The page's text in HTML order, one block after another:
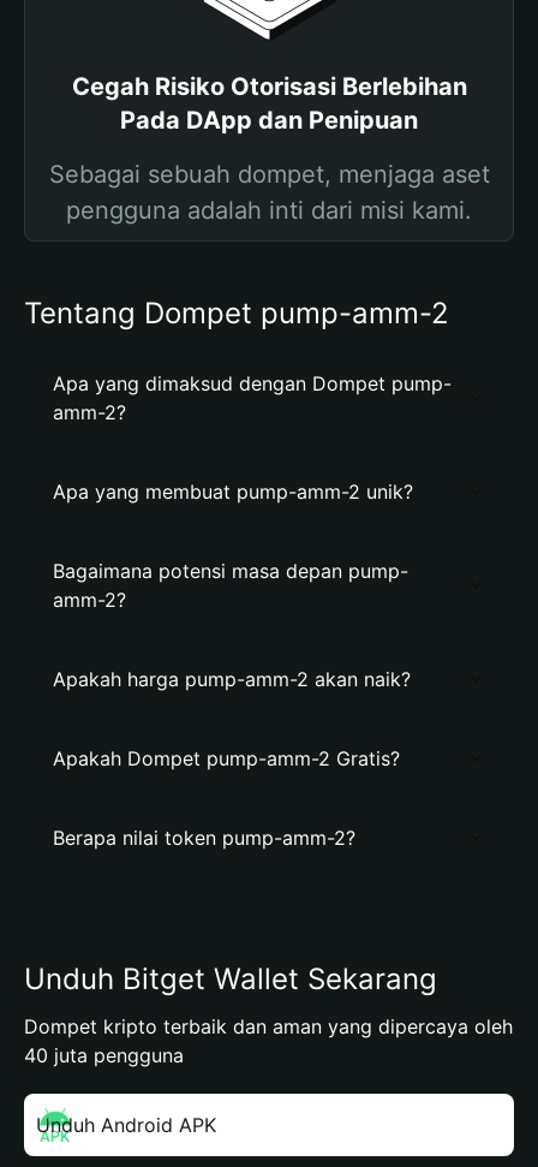
Cegah Risiko Otorisasi Berlebihan
Pada DApp dan Penipuan
Sebagai sebuah dompet, menjaga aset
pengguna adalah inti dari misi kami.
Tentang Dompet pump-amm-2
Apa yang dimaksud dengan Dompet pump-
amm-2?
Apa yang membuat pump-amm-2 unik?
Bagaimana potensi masa depan pump-
amm-2?
Apakah harga pump-amm-2 akan naik?
Apakah Dompet pump-amm-2 Gratis?
Berapa nilai token pump-amm-2?
Unduh Bitget Wallet Sekarang
Dompet kripto terbaik dan aman yang dipercaya oleh
40 juta pengguna
Unduh Android APK